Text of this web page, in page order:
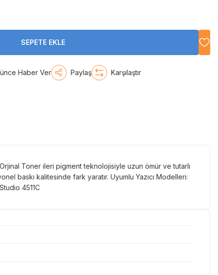
SEPETE EKLE
Haber Ver Paylaş Karşılaştır
Toner ileri pigment teknolojisiyle uzun ömür ve tutarlı
baskı kalitesinde fark yaratır. Uyumlu Yazıcı Modelleri:
4511C